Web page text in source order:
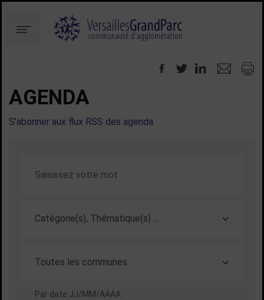
au
contenu
à
Menu
AGENDA
S'abonner aux flux RSS des agenda
Par date JJ/MM/AAAA